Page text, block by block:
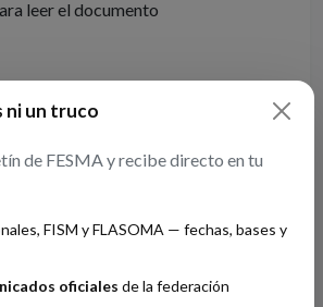
leer el documento
ni un truco
de FESMA y recibe directo en tu
FISM y FLASOMA — fechas, bases y
oficiales de la federación